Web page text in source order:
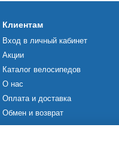
Клиентам
Вход в личный кабинет
Акции
Каталог велосипедов
О нас
Оплата и доставка
Обмен и возврат